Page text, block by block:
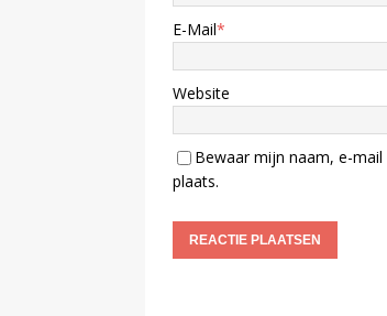
E-Mail*
Website
Bewaar mijn naam, e-
plaats.